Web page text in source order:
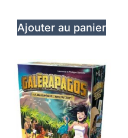
Ajouter au panier